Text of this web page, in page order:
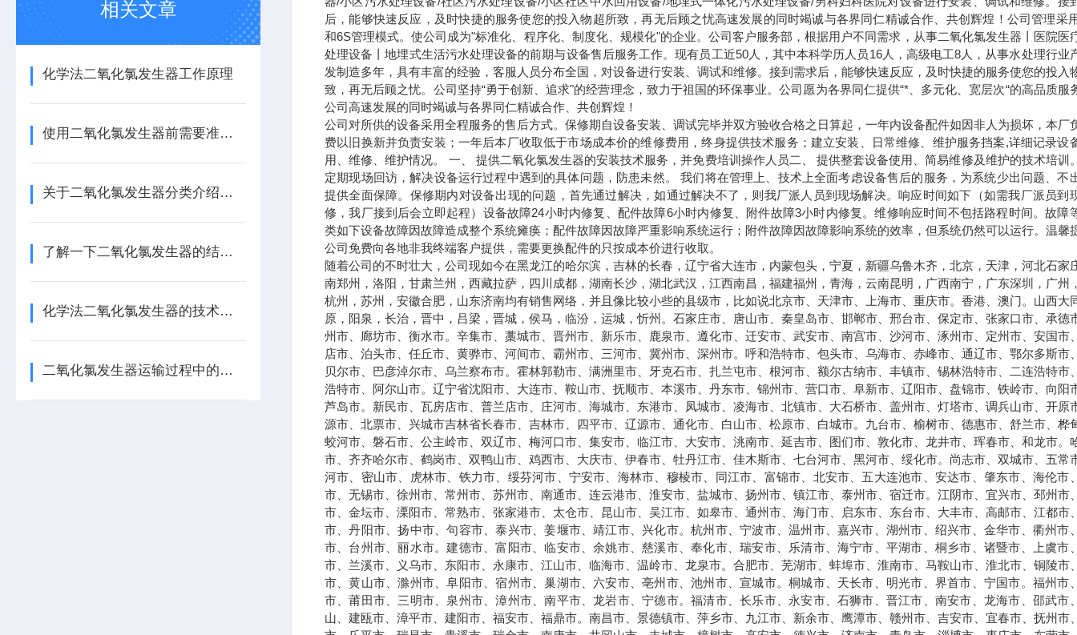
相关文章
化学法二氧化氯发生器工作原理
使用二氧化氯发生器前需要准备些什么？
关于二氧化氯发生器分类介绍，还不快来看看
了解一下二氧化氯发生器的结构功能及原理
化学法二氧化氯发生器的技术要求
二氧化氯发生器运输过程中的注意事项
后，能够快速反应，及时快捷的服务使您的投入物超所致，再无后顾之忧高速发展的同时竭诚与各界同仁精诚合作、共创辉煌！公司管理采
和6S管理模式。使公司成为"标准化、程序化、制度化、规模化"的企业。公司客户服务部，根据用户不同需求，从事二氧化氯发生器丨医院医
处理设备丨地埋式生活污水处理设备的前期与设备售后服务工作。现有员工近50人，其中本科学历人员16人，高级电工8人，从事水处理行业
发制造多年，具有丰富的经验，客服人员分布全国，对设备进行安装、调试和维修。接到需求后，能够快速反应，及时快捷的服务使您的投入
致，再无后顾之忧。公司坚持“勇于创新、追求"的经营理念，致力于祖国的环保事业。公司愿为各界同仁提供“*、多元化、宽层次“的高品质服
公司高速发展的同时竭诚与各界同仁精诚合作、共创辉煌！
公司对所供的设备采用全程服务的售后方式。保修期自设备安装、调试完毕并双方验收合格之日算起，一年内设备配件如因非人为损坏，本厂
费以旧换新并负责安装；一年后本厂收取低于市场成本价的维修费用，终身提供技术服务；建立安装、日常维修、维护服务挡案,详细记录设
用、维修、维护情况。
一、 提供二氧化氯发生器的安装技术服务，并免费培训操作人员二、
提供整套设备使用、简易维修及维护的技术培训
定期现场回访，解决设备运行过程中遇到的具体问题，防患未然。
我们将在管理上、技术上全面考虑设备售后的服务，为系统少出问题、不
提供全面保障。保修期内对设备出现的问题，首先通过解决，如通过解决不了，则我厂派人员到现场解决。响应时间如下（如需我厂派员到
修，我厂接到后会立即起程）设备故障24小时内修复、配件故障6小时内修复、附件故障3小时内修复。维修响应时间不包括路程时间。故障
类如下设备故障因故障造成整个系统瘫痪；配件故障因故障严重影响系统运行；附件故障因故障影响系统的效率，但系统仍然可以运行。温馨
公司免费向各地非我终端客户提供，需要更换配件的只按成本价进行收取。
随着公司的不时壮大，公司现如今在黑龙江的哈尔滨，吉林的长春，辽宁省大连市，内蒙包头，宁夏，新疆乌鲁木齐，北京，天津，河北石家
南郑州，洛阳，甘肃兰州，西藏拉萨，四川成都，湖南长沙，湖北武汉，江西南昌，福建福州，青海，云南昆明，广西南宁，广东深圳，广州
杭州，苏州，安徽合肥，山东济南均有销售网络，并且像比较小些的县级市，比如说北京市、天津市、上海市、重庆市。香港、澳门。山西大
原，阳泉，长治，晋中，吕梁，晋城，侯马，临汾，运城，忻州。石家庄市、唐山市、秦皇岛市、邯郸市、邢台市、保定市、张家口市、承德
州市、廊坊市、衡水市。辛集市、藁城市、晋州市、新乐市、鹿泉市、遵化市、迁安市、武安市、南宫市、沙河市、涿州市、定州市、安国市
店市、泊头市、任丘市、黄骅市、河间市、霸州市、三河市、冀州市、深州市。呼和浩特市、包头市、乌海市、赤峰市、通辽市、鄂尔多斯市
贝尔市、巴彦淖尔市、乌兰察布市。霍林郭勒市、满洲里市、牙克石市、扎兰屯市、根河市、额尔古纳市、丰镇市、锡林浩特市、二连浩特市
浩特市、阿尔山市。辽宁省沈阳市、大连市、鞍山市、抚顺市、本溪市、丹东市、锦州市、营口市、阜新市、辽阳市、盘锦市、铁岭市、向阳
芦岛市。新民市、瓦房店市、普兰店市、庄河市、海城市、东港市、凤城市、凌海市、北镇市、大石桥市、盖州市、灯塔市、调兵山市、开原
源市、北票市、兴城市吉林省长春市、吉林市、四平市、辽源市、通化市、白山市、松原市、白城市。九台市、榆树市、德惠市、舒兰市、桦
蛟河市、磐石市、公主岭市、双辽市、梅河口市、集安市、临江市、大安市、洮南市、延吉市、图们市、敦化市、龙井市、珲春市、和龙市。
市、齐齐哈尔市、鹤岗市、双鸭山市、鸡西市、大庆市、伊春市、牡丹江市、佳木斯市、七台河市、黑河市、绥化市。尚志市、双城市、五常
河市、密山市、虎林市、铁力市、绥芬河市、宁安市、海林市、穆棱市、同江市、富锦市、北安市、五大连池市、安达市、肇东市、海伦市
市、无锡市、徐州市、常州市、苏州市、南通市、连云港市、淮安市、盐城市、扬州市、镇江市、泰州市、宿迁市。江阴市、宜兴市、邳州市
市、金坛市、溧阳市、常熟市、张家港市、太仓市、昆山市、吴江市、如皋市、通州市、海门市、启东市、东台市、大丰市、高邮市、江都市
市、丹阳市、扬中市、句容市、泰兴市、姜堰市、靖江市、兴化市。杭州市、宁波市、温州市、嘉兴市、湖州市、绍兴市、金华市、衢州市
市、台州市、丽水市。建德市、富阳市、临安市、余姚市、慈溪市、奉化市、瑞安市、乐清市、海宁市、平湖市、桐乡市、诸暨市、上虞市
市、兰溪市、义乌市、东阳市、永康市、江山市、临海市、温岭市、龙泉市。合肥市、芜湖市、蚌埠市、淮南市、马鞍山市、淮北市、铜陵市
市、黄山市、滁州市、阜阳市、宿州市、巢湖市、六安市、亳州市、池州市、宣城市。桐城市、天长市、明光市、界首市、宁国市。福州市
市、莆田市、三明市、泉州市、漳州市、南平市、龙岩市、宁德市。福清市、长乐市、永安市、石狮市、晋江市、南安市、龙海市、邵武市
山、建瓯市、漳平市、建阳市、福安市、福鼎市。南昌市、景德镇市、萍乡市、九江市、新余市、鹰潭市、赣州市、吉安市、宜春市、抚州市